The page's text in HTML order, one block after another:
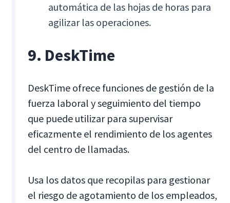
automática de las hojas de horas para
agilizar las operaciones.
9. DeskTime
DeskTime ofrece funciones de gestión de la
fuerza laboral y seguimiento del tiempo
que puede utilizar para supervisar
eficazmente el rendimiento de los agentes
del centro de llamadas.
Usa los datos que recopilas para gestionar
el riesgo de agotamiento de los empleados,